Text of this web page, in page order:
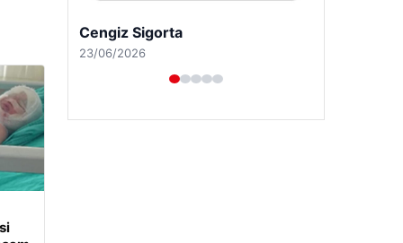
Hastaş Beton
26/05/2026